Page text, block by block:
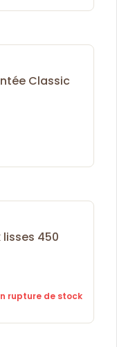
Classic
450
rupture de stock